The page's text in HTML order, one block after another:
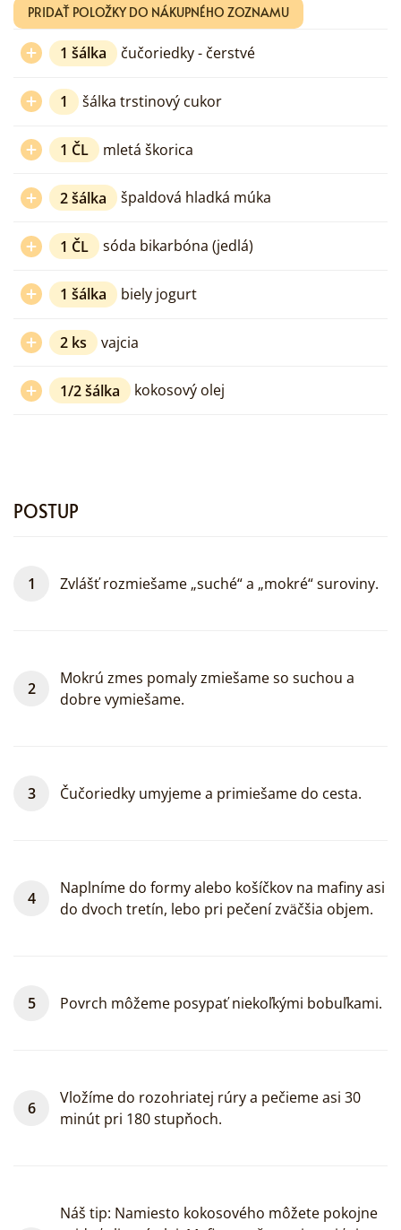
PRIDAŤ POLOŽKY DO NÁKUPNÉHO ZOZNAMU
1 šálka čučoriedky - čerstvé
1 šálka trstinový cukor
1 ČL mletá škorica
2šálka špaldová hladká múka
1 ČL sóda bikarbóna (jedlá)
1 šálka biely jogurt
2 ks vajcia
1/2šálka kokosový olej
POSTUP
Zvlášť rozmiešame „suché“ a „mokré“ suroviny.
Mokrú zmes pomaly zmiešame so suchou a
dobre vymiešame.
Čučoriedky umyjeme a primiešame do cesta.
Naplníme do formy alebo košíčkov na mafiny asi
do dvoch tretín, lebo pri pečení zväčšia objem.
Povrch môžeme posypať niekoľkými bobuľkami.
Vložíme do rozohriatej rúry a pečieme asi 30
minút pri 180 stupňoch.
Náš tip: Namiesto kokosového môžete pokojne